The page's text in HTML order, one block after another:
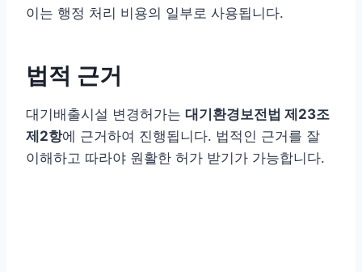
이는 행정 처리 비용의 일부로 사용됩니다.
법적 근거
대기배출시설 변경허가는 대기환경보전법 제23조
제2항에 근거하여 진행됩니다. 법적인 근거를 잘
이해하고 따라야 원활한 허가 받기가 가능합니다.